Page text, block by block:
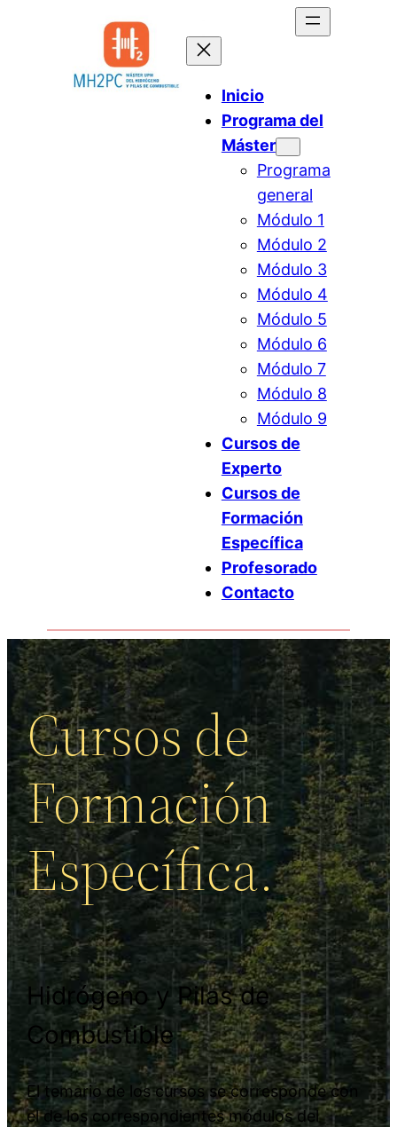
Inicio
Programa del
Máster
Programa
general
Módulo 1
Módulo 2
Módulo 3
Módulo 4
Módulo 5
Módulo 6
Módulo 7
Módulo 8
Módulo 9
Cursos de
Experto
Cursos de
Formación
Específica
Profesorado
Contacto
Cursos de
Formación
Específica.
Hidrógeno y Pilas de
Combustible
El temario de los cursos se corresponde con
el de los correspondientes módulos del